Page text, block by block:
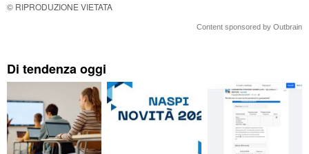
© RIPRODUZIONE VIETATA
Content sponsored by Outbrain
Di tendenza oggi